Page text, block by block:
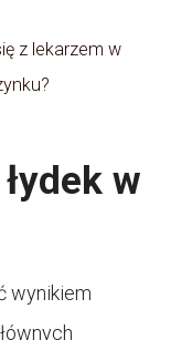
z lekarzem w
w
wynikiem